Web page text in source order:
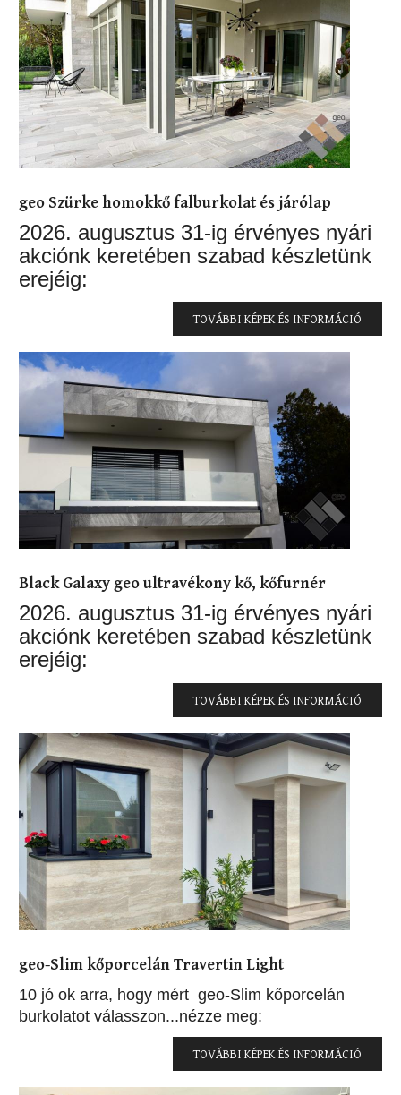
geo Szürke homokkő falburkolat és járólap
2026. augusztus 31-ig érvényes nyári
akciónk keretében szabad készletünk
erejéig:
TOVÁBBI KÉPEK ÉS INFORMÁCIÓ
Black Galaxy geo ultravékony kő, kőfurnér
2026. augusztus 31-ig érvényes nyári
akciónk keretében szabad készletünk
erejéig:
TOVÁBBI KÉPEK ÉS INFORMÁCIÓ
geo-Slim kőporcelán Travertin Light
10 jó ok arra, hogy mért geo-Slim kőporcelán
burkolatot válasszon...nézze meg:
TOVÁBBI KÉPEK ÉS INFORMÁCIÓ